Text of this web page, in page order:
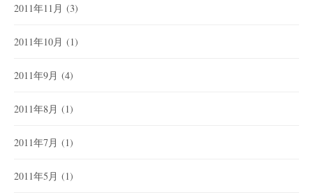
2011年11月 (3)
2011年10月 (1)
2011年9月 (4)
2011年8月 (1)
2011年7月 (1)
2011年5月 (1)